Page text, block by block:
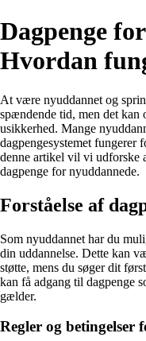
Dagpenge
Hvordan
At være nyuddannet og
spændende tid, men det kan
usikkerhed. Mange
dagpengesystemet
denne artikel vil vi udforske
dagpenge for nyuddannede.
Forståelse af
Som nyuddannet har du
din uddannelse. Dette kan
støtte, mens du søger dit
kan få adgang til dagpenge
gælder.
Regler og betingelser